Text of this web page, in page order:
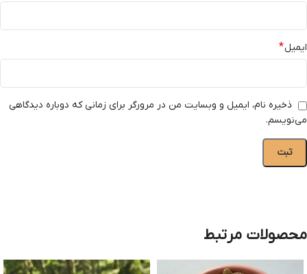
ایمیل*
ذخیره نام، ایمیل و وبسایت من در مرورگر برای زمانی که دوباره دیدگاهی
می‌نویسم.
محصولات مرتبط